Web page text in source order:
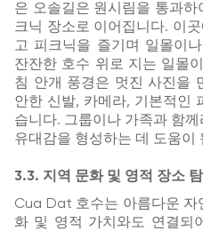
은 오솔길은 원시림을 통과하
크닉 장소로 이어집니다. 이
고 피크닉을 즐기며 일몰이
잔잔한 호수 위로 지는 일몰
침 안개 풍경은 멋진 사진을
안한 신발, 카메라, 기본적인
습니다. 그룹이나 가족과 함
유대감을 형성하는 데 도움이
3.3. 지역 문화 및 영적 장소
Cua Dat 호수는 아름다운 자
화 및 영적 가치와도 연결되